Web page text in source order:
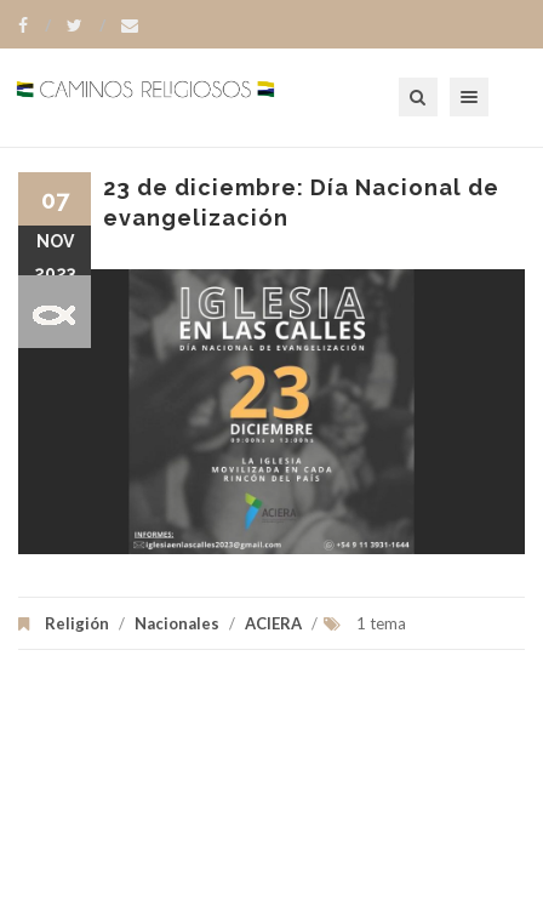
23 de diciembre: Día Nacional de
evangelización
Religión / Nacionales / ACIERA / 1 tema
07
NOV
2023